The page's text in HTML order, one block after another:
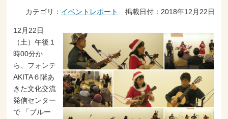
カテゴリ： イベントレポート 掲載日付：2018年12月22日
12月22日
（土）午後１
時00分か
ら、フォンテ
AKITA６階あ
きた文化交流
発信センター
で 「ブルー